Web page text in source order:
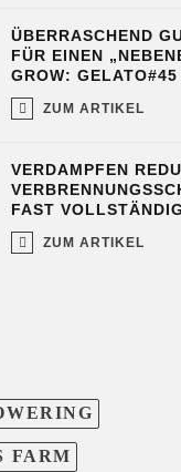
ÜBERRASCHEND
FÜR EINEN
GROW: GELATO#45
ZUM ARTIKEL
VERDAMPFEN
FAST VOLLSTÄNDIG
ZUM ARTIKEL
FARM